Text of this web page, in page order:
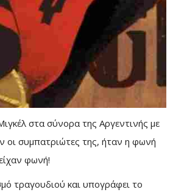
στα σύνορα της Αργεντινής με
οι συμπατριώτες της, ήταν η φωνή
φωνή!
τραγουδιού και υπογράφει το